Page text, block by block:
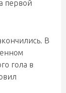
первой
В
гола в